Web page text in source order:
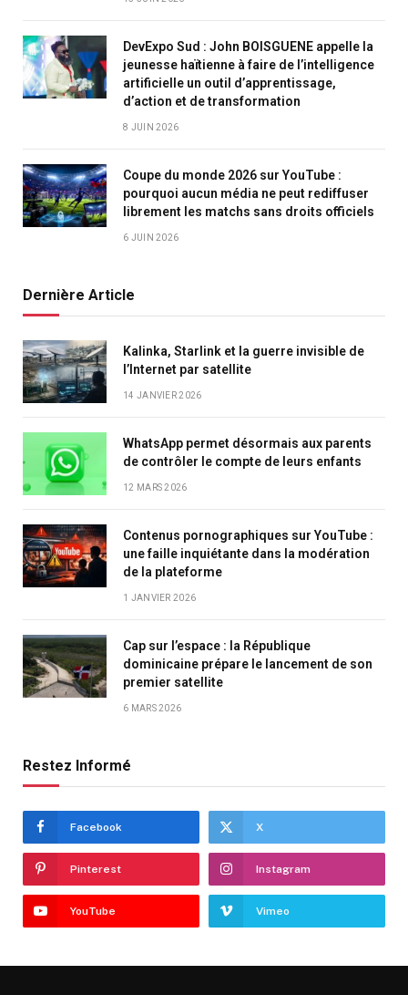
DevExpo Sud : John BOISGUENE appelle la
jeunesse haïtienne à faire de l’intelligence
artificielle un outil d’apprentissage,
d’action et de transformation
8 JUIN 2026
Coupe du monde 2026 sur YouTube :
pourquoi aucun média ne peut rediffuser
librement les matchs sans droits officiels
6 JUIN 2026
Dernière Article
Kalinka, Starlink et la guerre invisible de
l’Internet par satellite
14 JANVIER 2026
WhatsApp permet désormais aux parents
de contrôler le compte de leurs enfants
12 MARS 2026
Contenus pornographiques sur YouTube :
une faille inquiétante dans la modération
de la plateforme
1 JANVIER 2026
Cap sur l’espace : la République
dominicaine prépare le lancement de son
premier satellite
6 MARS 2026
Restez Informé
Facebook X
Pinterest Instagram
YouTube Vimeo